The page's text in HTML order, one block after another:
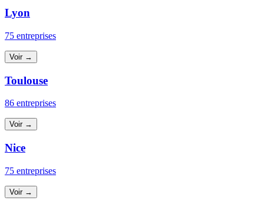
Lyon
75 entreprises
Voir →
Toulouse
86 entreprises
Voir →
Nice
75 entreprises
Voir →